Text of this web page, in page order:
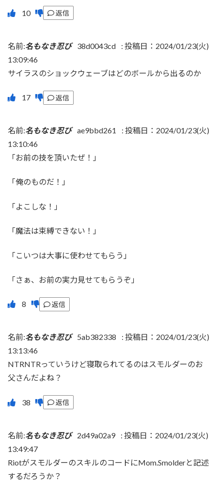
返信
名前:名もなき忍び 38d0043cd : 投稿日：2024/01/23(火)
13:09:46
サイラスのショックウェーブはどのボールから出るのか
返信
名前:名もなき忍び ae9bbd261 : 投稿日：2024/01/23(火)
13:10:46
「お前の技を頂いたぜ！」
「俺のものだ！」
「よこしな！」
「魔法は束縛できない！」
「こいつは大事に使わせてもらう」
「さぁ、お前の実力見せてもらうぞ」
返信
名前:名もなき忍び 5ab382338 : 投稿日：2024/01/23(火)
13:13:46
NTRNTRっていうけど寝取られてるのはスモルダーのお
父さんだよね？
返信
名前:名もなき忍び 2d49a02a9 : 投稿日：2024/01/23(火)
13:49:47
RiotがスモルダーのスキルのコードにMom.Smolderと記述
するだろうか？